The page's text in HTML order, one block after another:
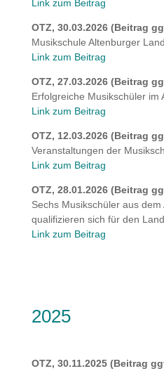
Link zum Beitrag
OTZ, 30.03.2026 (Beitrag
Musikschule Altenburger
Link zum Beitrag
OTZ, 27.03.2026 (Beitrag
Erfolgreiche Musikschüler im
Link zum Beitrag
OTZ, 12.03.2026 (Beitrag
Veranstaltungen der
Link zum Beitrag
OTZ, 28.01.2026 (Beitrag
Sechs Musikschüler aus
qualifizieren sich für den
Link zum Beitrag
2025
OTZ, 30.11.2025 (Beitrag